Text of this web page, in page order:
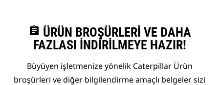
assignment ÜRÜN BROŞÜRLERI VE DAHA
FAZLASI İNDIRILMEYE HAZIR!
Büyüyen işletmenize yönelik Caterpillar Ürün
broşürleri ve diğer bilgilendirme amaçlı belgeler sizi